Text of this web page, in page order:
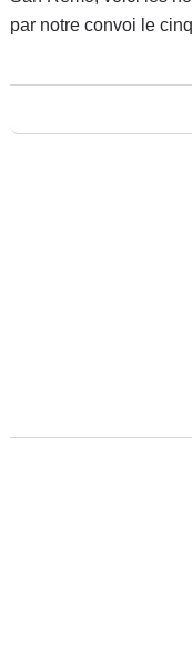
par notre convoi le
différentes et de